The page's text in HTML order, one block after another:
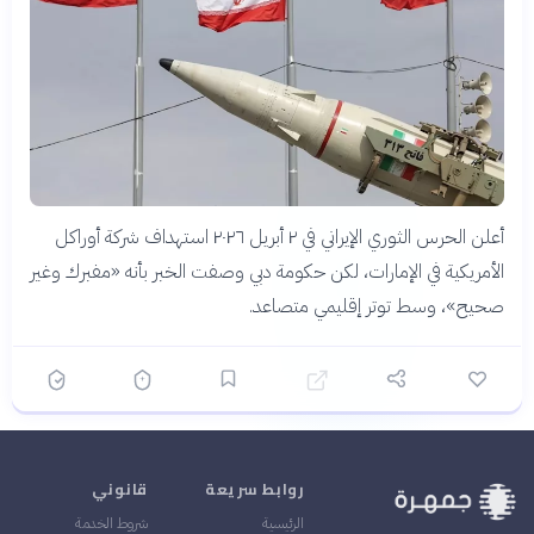
أعلن الحرس الثوري الإيراني في ٢ أبريل ٢٠٢٦ استهداف شركة أوراكل
الأمريكية في الإمارات، لكن حكومة دبي وصفت الخبر بأنه «مفبرك وغير
صحيح»، وسط توتر إقليمي متصاعد.
روابط سريعة
الرئيسية
قانوني
شروط الخدمة